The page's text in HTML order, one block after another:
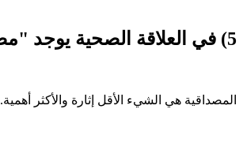
5) في العلاقة الصحية يوجد "مصداقية"
المصداقية هي الشيء الأقل إثارة والأكثر أهمية.